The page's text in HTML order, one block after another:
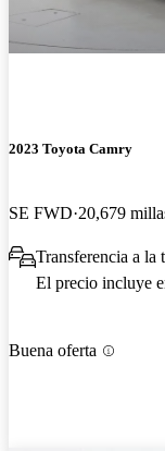
2023 Toyota Camry
SE FWD 20,679
Transferencia a la
El precio incluye
Buena oferta